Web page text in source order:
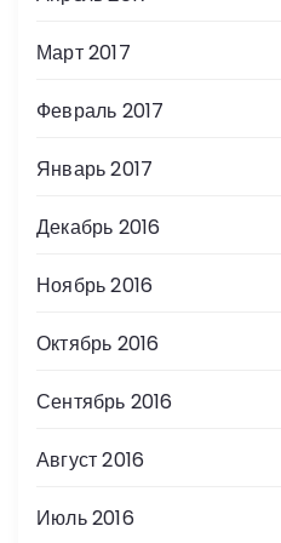
Март 2017
Февраль 2017
Январь 2017
Декабрь 2016
Ноябрь 2016
Октябрь 2016
Сентябрь 2016
Август 2016
Июль 2016